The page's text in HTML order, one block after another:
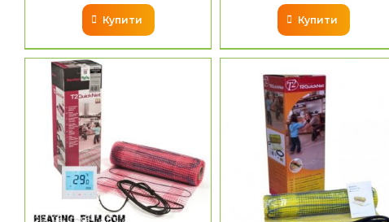
Купити Купити